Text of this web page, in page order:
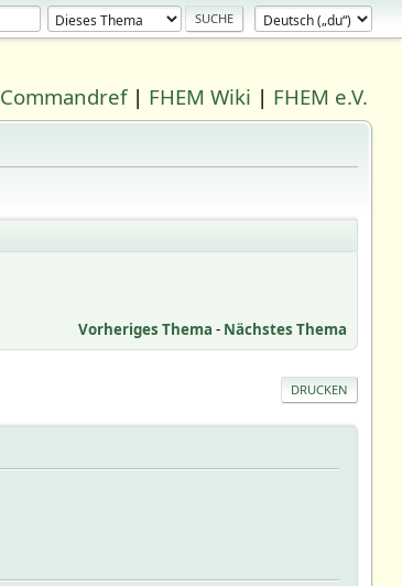
Commandref| FHEM Wiki | FHEM e.V.
Vorheriges Thema - Nächstes Thema
DRUCKEN